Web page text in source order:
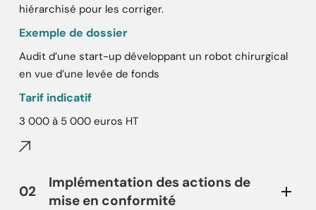
hiérarchisé pour les corriger.
Exemple de dossier
Audit d’une start-up développant un robot chirurgical
en vue d’une levée de fonds
Tarif indicatif
3 000 à 5 000 euros HT
02
Implémentation des actions de
mise en conformité